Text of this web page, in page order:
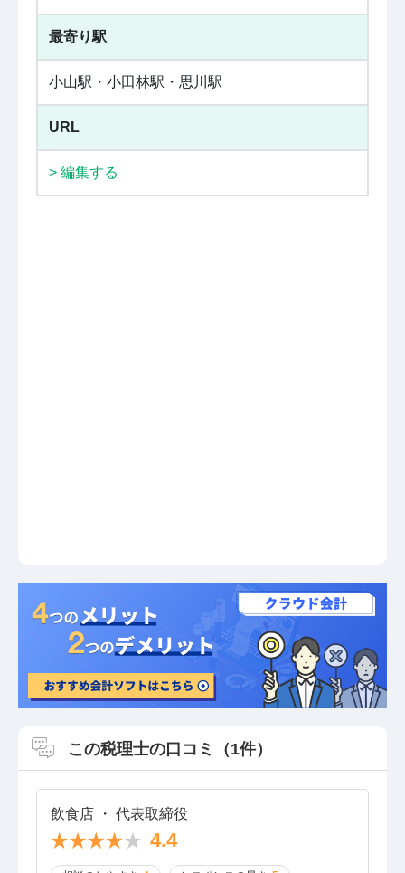
最寄り駅
小山駅・小田林駅・思川駅
URL
> 編集する
この税理士の口コミ（1件）
飲食店 ・ 代表取締役
4.4